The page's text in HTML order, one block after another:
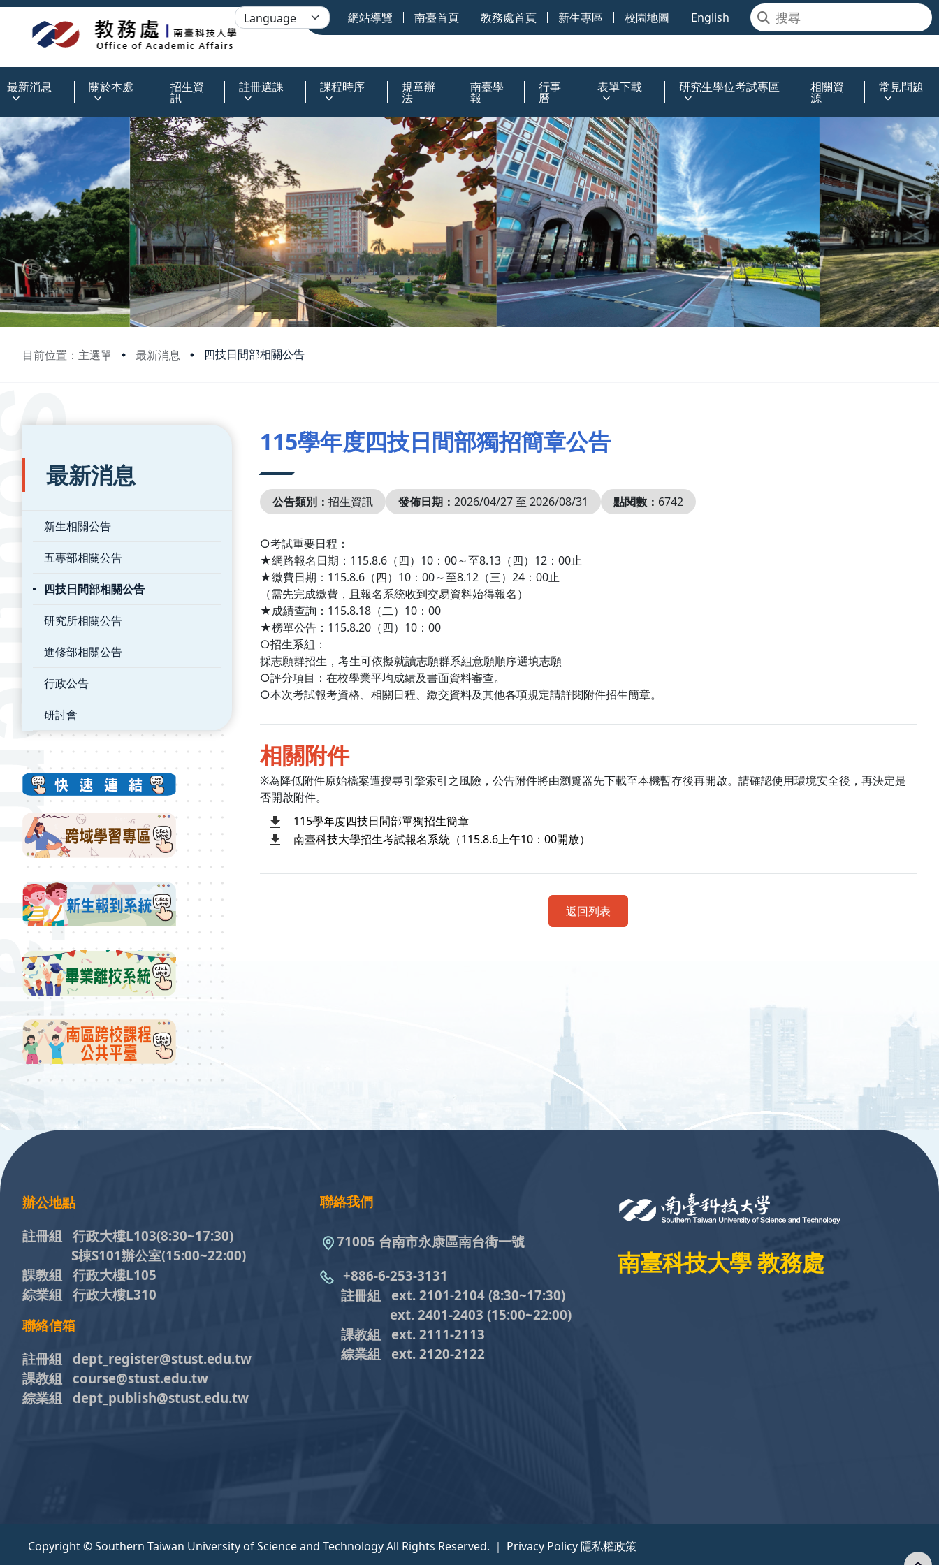
網站導覽 南臺首頁 教務處首頁 新生專區 校園地圖 English
最新消息 關於本處 招生資
訊
註冊選課 課程時序 規章辦
法
南臺學
報
行事
曆
表單下載 研究生學位考試專區 相關資
源
常見問題
目前位置：主選單 最新消息 四技日間部相關公告
:::
最新消息
新生相關公告
五專部相關公告
四技日間部相關公告
研究所相關公告
進修部相關公告
行政公告
研討會
115學年度四技日間部獨招簡章公告
公告類別： 招生資訊 發佈日期： 2026/04/27 至 2026/08/31 點閱數： 6742
○考試重要日程：
★網路報名日期：115.8.6（四）10：00～至8.13（四）12：00止
★繳費日期：115.8.6（四）10：00～至8.12（三）24：00止
（需先完成繳費，且報名系統收到交易資料始得報名）
★成績查詢：115.8.18（二）10：00
★榜單公告：115.8.20（四）10：00
○招生系組：
採志願群招生，考生可依擬就讀志願群系組意願順序選填志願
○評分項目：在校學業平均成績及書面資料審查。
○本次考試報考資格、相關日程、繳交資料及其他各項規定請詳閱附件招生簡章。
相關附件
※為降低附件原始檔案遭搜尋引擎索引之風險，公告附件將由瀏覽器先下載至本機暫存後再開啟。請確認使用環境安全後，再決定是
否開啟附件。
115學年度四技日間部單獨招生簡章
南臺科技大學招生考試報名系統（115.8.6上午10：00開放）
返回列表
:::
南臺科技大學 教務處
聯絡我們
71005 台南市永康區南台街一號
+886-6-253-3131
註冊組 ext. 2101-2104 (8:30~17:30)
ext. 2401-2403 (15:00~22:00)
課教組 ext. 2111-2113
綜業組
ext. 2120-2122
辦公地點
註冊組 行政大樓L103(8:30~17:30)
S棟S101辦公室(15:00~22:00)
課教組 行政大樓L105
綜業組 行政大樓L310
聯絡信箱
註冊組 dept_register@stust.edu.tw
課教組 course@stust.edu.tw
綜業組 dept_publish@stust.edu.tw
Copyright © Southern Taiwan University of Science and Technology All Rights Reserved. ｜ Privacy Policy 隱私權政策